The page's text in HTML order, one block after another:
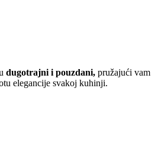
dugotrajni i pouzdani, pružajući vam
elegancije svakoj kuhinji.